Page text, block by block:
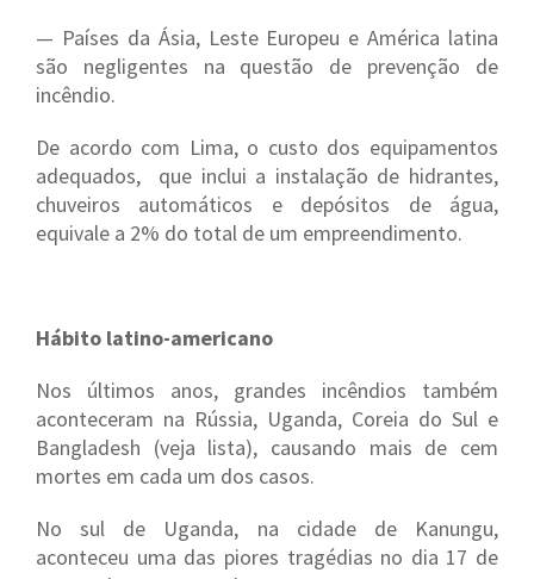
— Países da Ásia, Leste Europeu e América latina
são negligentes na questão de prevenção de
incêndio.
De acordo com Lima, o custo dos equipamentos
adequados, que inclui a instalação de hidrantes,
chuveiros automáticos e depósitos de água,
equivale a 2% do total de um empreendimento.
Hábito latino-americano
Nos últimos anos, grandes incêndios também
aconteceram na Rússia, Uganda, Coreia do Sul e
Bangladesh (veja lista), causando mais de cem
mortes em cada um dos casos.
No sul de Uganda, na cidade de Kanungu,
aconteceu uma das piores tragédias no dia 17 de